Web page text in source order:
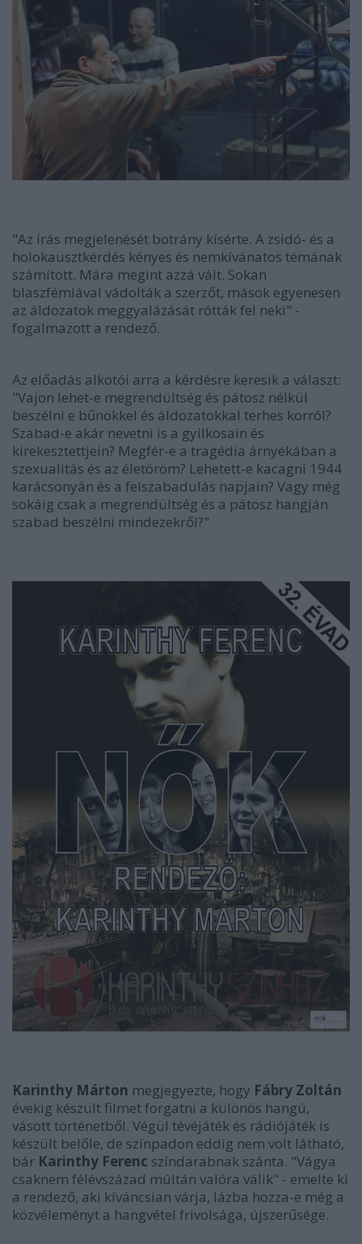
"Az írás megjelenését botrány kísérte. A zsidó- és a
holokausztkérdés kényes és nemkívánatos témának
számított. Mára megint azzá vált. Sokan
blaszfémiával vádolták a szerzőt, mások egyenesen
az áldozatok meggyalázását rótták fel neki" -
fogalmazott a rendező.
Az előadás alkotói arra a kérdésre keresik a választ:
"Vajon lehet-e megrendültség és pátosz nélkül
beszélni e bűnökkel és áldozatokkal terhes korról?
Szabad-e akár nevetni is a gyilkosain és
kirekesztettjein? Megfér-e a tragédia árnyékában a
szexualitás és az életöröm? Lehetett-e kacagni 1944
karácsonyán és a felszabadulás napjain? Vagy még
sokáig csak a megrendültség és a pátosz hangján
szabad beszélni mindezekről?"
Karinthy Márton megjegyezte, hogy Fábry Zoltán
évekig készült filmet forgatni a különös hangú,
vásott történetből. Végül tévéjáték és rádiójáték is
készült belőle, de színpadon eddig nem volt látható,
bár Karinthy Ferenc színdarabnak szánta. "Vágya
csaknem félévszázad múltán valóra válik" - emelte ki
a rendező, aki kíváncsian várja, lázba hozza-e még a
közvéleményt a hangvétel frivolsága, újszerűsége.